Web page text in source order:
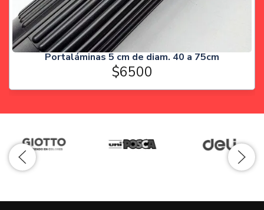
Portaláminas 5 cm de diam. 40 a 75cm
$6500